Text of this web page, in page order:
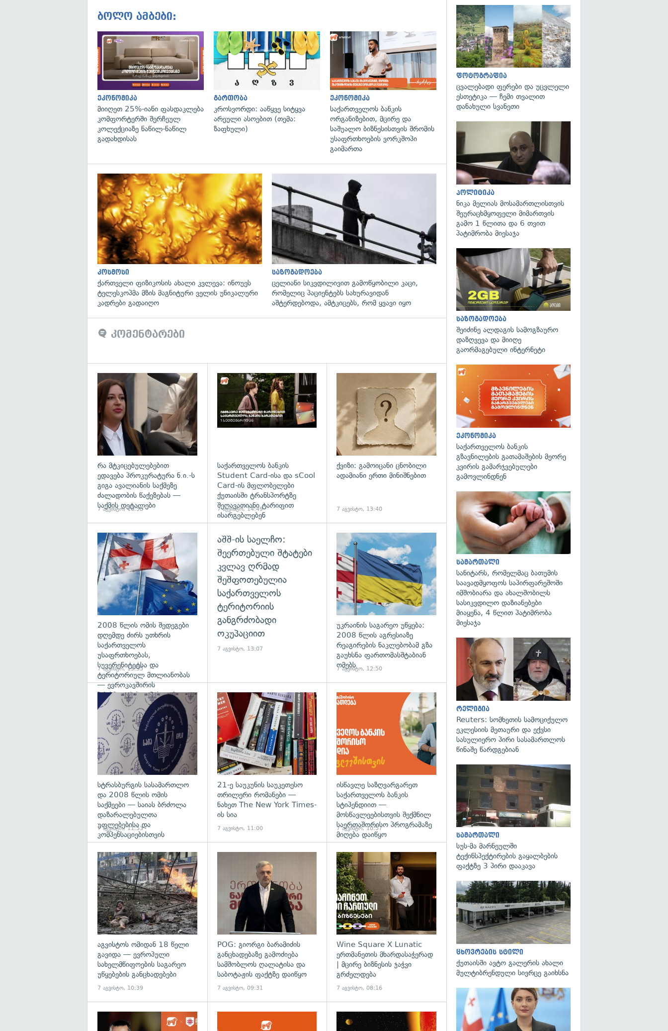
ბოლო ამბები:
ეკონომიკა
მიიღეთ 25%-იანი ფასდაკლება
კომფორტერში შერჩეულ
კოლექციაზე ნაწილ-ნაწილ
გადახდისას
გადახედვა
გართობა
კროსვორდი: ააწყვე სიტყვა
არეული ასოებით (თემა:
ზაფხული)
ეკონომიკა
საქართველოს ბანკის
ორგანიზებით, მცირე და
საშუალო ბიზნესისთვის შრომის
უსაფრთხოების ვორკშოპი
გაიმართა
გადახედვა
კოსმოსი
ქართველი ფიზიკოსის ახალი კვლევა: ინოუეს
ტელესკოპმა მზის მაგნიტური ველის უნიკალური
კადრები გადაიღო
გადახედვა
საზოგადოება
ცელიანი სიკვდილივით გამოწყობილი კაცი,
რომელიც პაციენტებს სახურავიდან
აშტერდებოდა, ამტკიცებს, რომ ყვავი იყო
კომენტარები
გადახედვა
რა მტკიცებულებებით
ედავება პროკურატურა ნ.ი.-ს
გიგა ავალიანის საქმეზე
ძალადობის წაქეზებას —
საქმის დეტალები
7 აგვისტო, 16:50
საქართველოს ბანკის
Student Card-ისა და sCool
Card-ის მფლობელები
ქუთაისში ტრანსპორტზე
შეღავათიანი ტარიფით
ისარგებლებენ
7 აგვისტო, 14:49
ქვიზი: გამოიცანი ცნობილი
ადამიანი ერთი მინიშნებით
7 აგვისტო, 13:40
გადახედვა
2008 წლის ომის შედეგები
დღემდე ძირს უთხრის
საქართველოს
უსაფრთხოებას,
სუვერენიტეტსა და
ტერიტორიულ მთლიანობას
— ევროკავშირის
პრესპიკერის განცხადება
7 აგვისტო, 13:35
აშშ-ის საელჩო:
შეერთებული შტატები
კვლავ ღრმად
შეშფოთებულია
საქართველოს
ტერიტორიის
განგრძობადი
ოკუპაციით
7 აგვისტო, 13:07
გადახედვა
უკრაინის საგარეო უწყება:
2008 წლის აგრესიაზე
რეაგირების ნაკლებობამ გზა
გაუხსნა ფართომასშტაბიან
ომებს
7 აგვისტო, 12:50
გადახედვა
სტრასბურგის სასამართლო
და 2008 წლის ომის
საქმეები — საიას ბრძოლა
დაზარალებულთა
უფლებებისა და
კომპენსაციებისთვის
7 აგვისტო, 11:53
გადახედვა
21-ე საუკუნის საუკეთესო
თრილერი რომანები —
ნახეთ The New York Times-
ის სია
7 აგვისტო, 11:00
ისწავლე საზღვარგარეთ
საქართველოს ბანკის
სტიპენდიით —
მოსწავლეებისთვის შექმნილ
საერთაშორისო პროგრამაზე
მიღება დაიწყო
7 აგვისტო, 10:57
აგვისტოს ომიდან 18 წელი
გავიდა — ევროპული
სახელმწიფოების საგარეო
უწყებების განცხადებები
7 აგვისტო, 10:39
გადახედვა
POG: გიორგი ბარამიძის
განცხადებაზე გამოძიება
სამშობლოს ღალატისა და
საბოტაჟის ფაქტზე დაიწყო
7 აგვისტო, 09:31
Wine Square X Lunatic
ერთმანეთის მხარდასაჭერად
| მცირე ბიზნესის ჯაჭვი
გრძელდება
7 აგვისტო, 08:16
გადახედვა
ფოტოგრაფია
ცვალებადი ფერები და უცვლელი
ესთეტიკა — ჩემი თვალით
დანახული სვანეთი
პოლიტიკა
ნიკა მელიას მოსამართლისთვის
შეურაცხმყოფელი მიმართვის
გამო 1 წლითა და 6 თვით
პატიმრობა მიესაჯა
საზოგადოება
შეიძინე ალდაგის სამოგზაურო
დაზღვევა და მიიღე
გაორმაგებული ინტერნეტი
ეკონომიკა
საქართველოს ბანკის
გზავნილების გათამაშების მეორე
კვირის გამარჯვებულები
გამოვლინდნენ
სამართალი
სანიტარს, რომელმაც ბათუმის
საავადმყოფოს საპირფარეშოში
იმშობიარა და ახალშობილს
სასიკვდილო დაზიანებები
მიაყენა, 4 წლით პატიმრობა
მიესაჯა
რელიგია
Reuters: სომხეთის სამოციქულო
ეკლესიის მეთაური და ექვსი
სასულიერო პირი სასამართლოს
წინაშე წარდგებიან
სამართალი
სუს-მა მარნეულში
ტექინსპექტირების გაყალბების
ფაქტზე 3 პირი დააკავა
ცხოვრების სტილი
ქუთაისში ავტო გალერის ახალი
მულტიბრენდული სივრცე გაიხსნა